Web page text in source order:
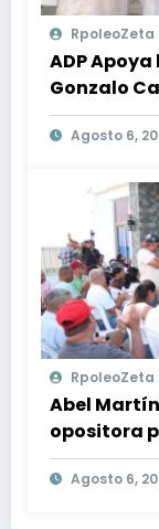
RpoleoZeta
ADP
Gonzalo
Desarrollo
Política
Agosto 6,
RpoleoZeta
Abel
opositora
recuperar
Agosto 6,